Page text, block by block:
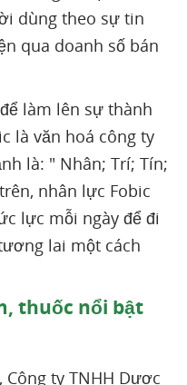
dùng theo sự tin
qua doanh số bán
làm lên sự thành
là văn hoá công ty
là: " Nhân; Trí; Tín;
nhân lực Fobic
lực mỗi ngày để đi
lai một cách
thuốc nổi bật
ty TNHH Dược